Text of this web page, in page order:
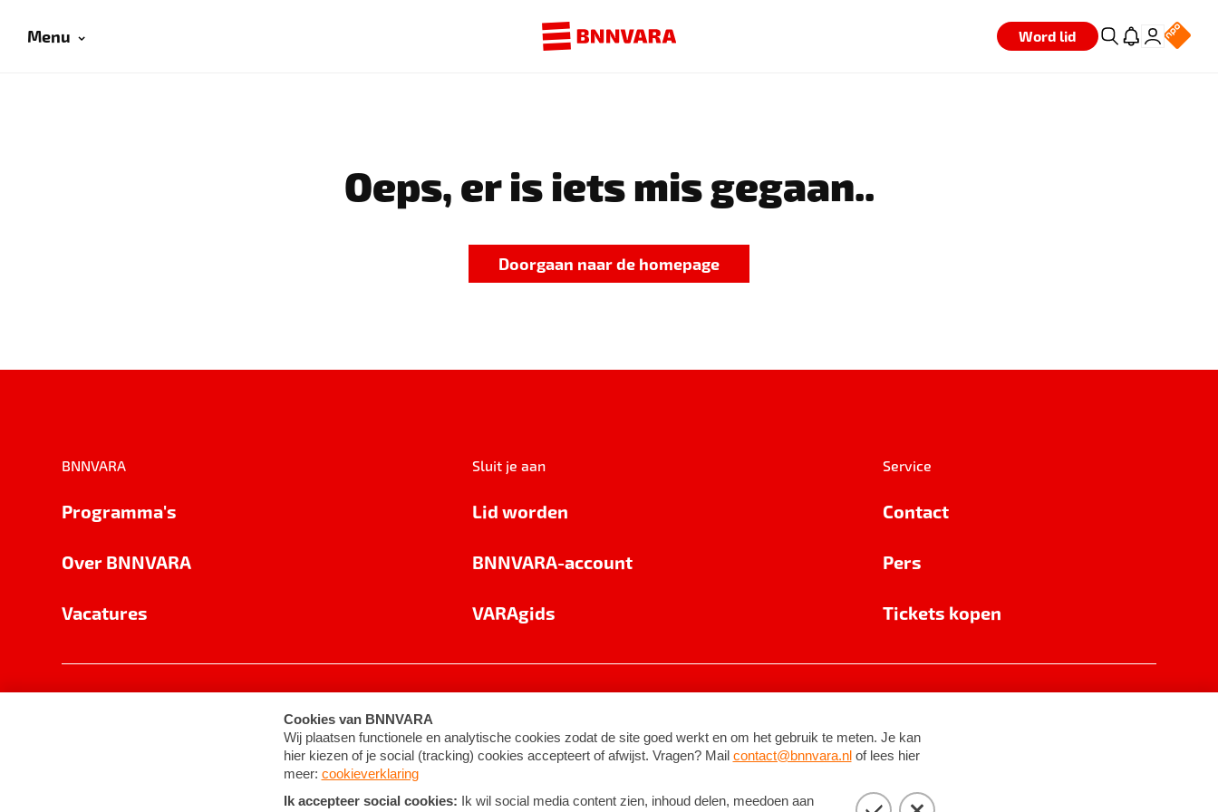
Menu Word lid
Oeps, er is iets mis gegaan..
Doorgaan naar de homepage
BNNVARA
Programma's
Over BNNVARA
Vacatures
Sluit je aan
Lid worden
BNNVARA-account
VARAgids
Service
Contact
Pers
Tickets kopen
Cookie-instellingen Algemene voorwaarden ©2026BNNVARA